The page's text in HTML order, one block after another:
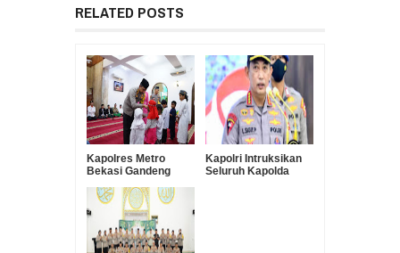
RELATED POSTS
Kapolres Metro
Bekasi Gandeng
Buka Puasa
Bersama dan
Santunan untuk
Anak Yatim dan
Dhuafa
Kapolri Intruksikan
Seluruh Kapolda